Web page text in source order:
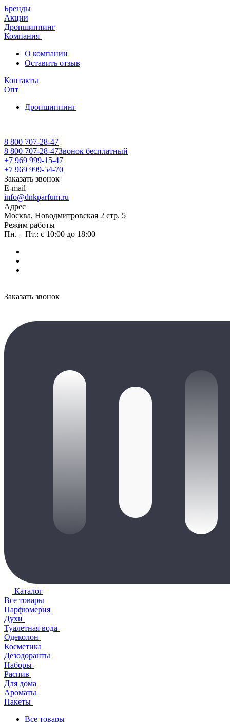
Бренды
Акции
Дропшиппинг
Компания
О компании
Оставить отзыв
Контакты
Опт
Дропшиппинг
8 800 707-28-47
8 800 707-28-47Звонок бесплатный
+7 969 999-15-47
+7 969 999-54-70
Заказать звонок
E-mail
info@dnkparfum.ru
Адрес
Москва, Новодмитровская 2 стр. 5
Режим работы
Пн. – Пт.: с 10:00 до 18:00
Заказать звонок
Каталог
Все товары
Парфюмерия
Духи
Туалетная вода
Одеколон
Косметика
Дезодоранты
Наборы
Распив
Для дома
Ароматы
Пакеты
Все товары